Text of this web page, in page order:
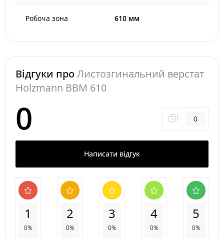
Робоча зона 610 мм
Відгуки проЛистозгинальний верстат
Holzmann BBM 610
0 0
Написати відгук
1
0%
2
0%
3
0%
4
0%
5
0%